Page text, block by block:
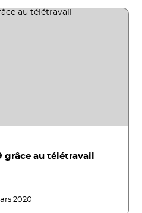
grâce au télétravail
2020